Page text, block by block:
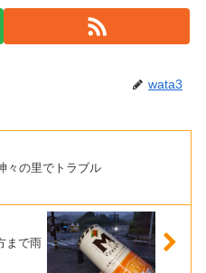
wata3
々の里でトラブル
まで雨